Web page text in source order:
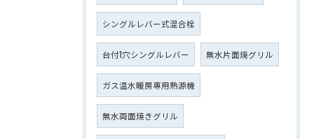
シングルレバー式混合栓
台付1穴シングルレバー 無水片面焼グリル
ガス温水暖房専用熱源機
無水両面焼きグリル